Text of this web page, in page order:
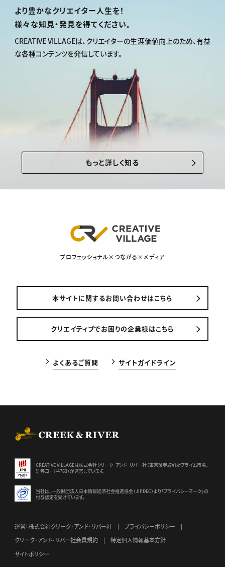
より豊かなクリエイター人生を！
様々な知見・発見を得てください。
CREATIVE VILLAGEは、 クリエイターの生涯価値向上のため、有益
な各種コンテンツを発信しています。
もっと詳しく知る
プロフェッショナル×つながる×メディア
本サイトに関するお問い合わせはこちら
クリエイティブでお困りの企業様はこちら
よくあるご質問 サイトガイドライン
CREATIVE VILLAGEは株式会社クリーク･アンド･リバー社（東京証券取引所プライム市場、
証券コード4763）が運営しています。
当社は、一般財団法人日本情報経済社会推進協会（JIPDEC）より 「プライバシーマーク」の
付与認定を受けています。
運営：株式会社クリーク･アンド･リバー社
プライバシーポリシー
クリーク･アンド･リバー社会員規約
特定個人情報基本方針
サイトポリシー